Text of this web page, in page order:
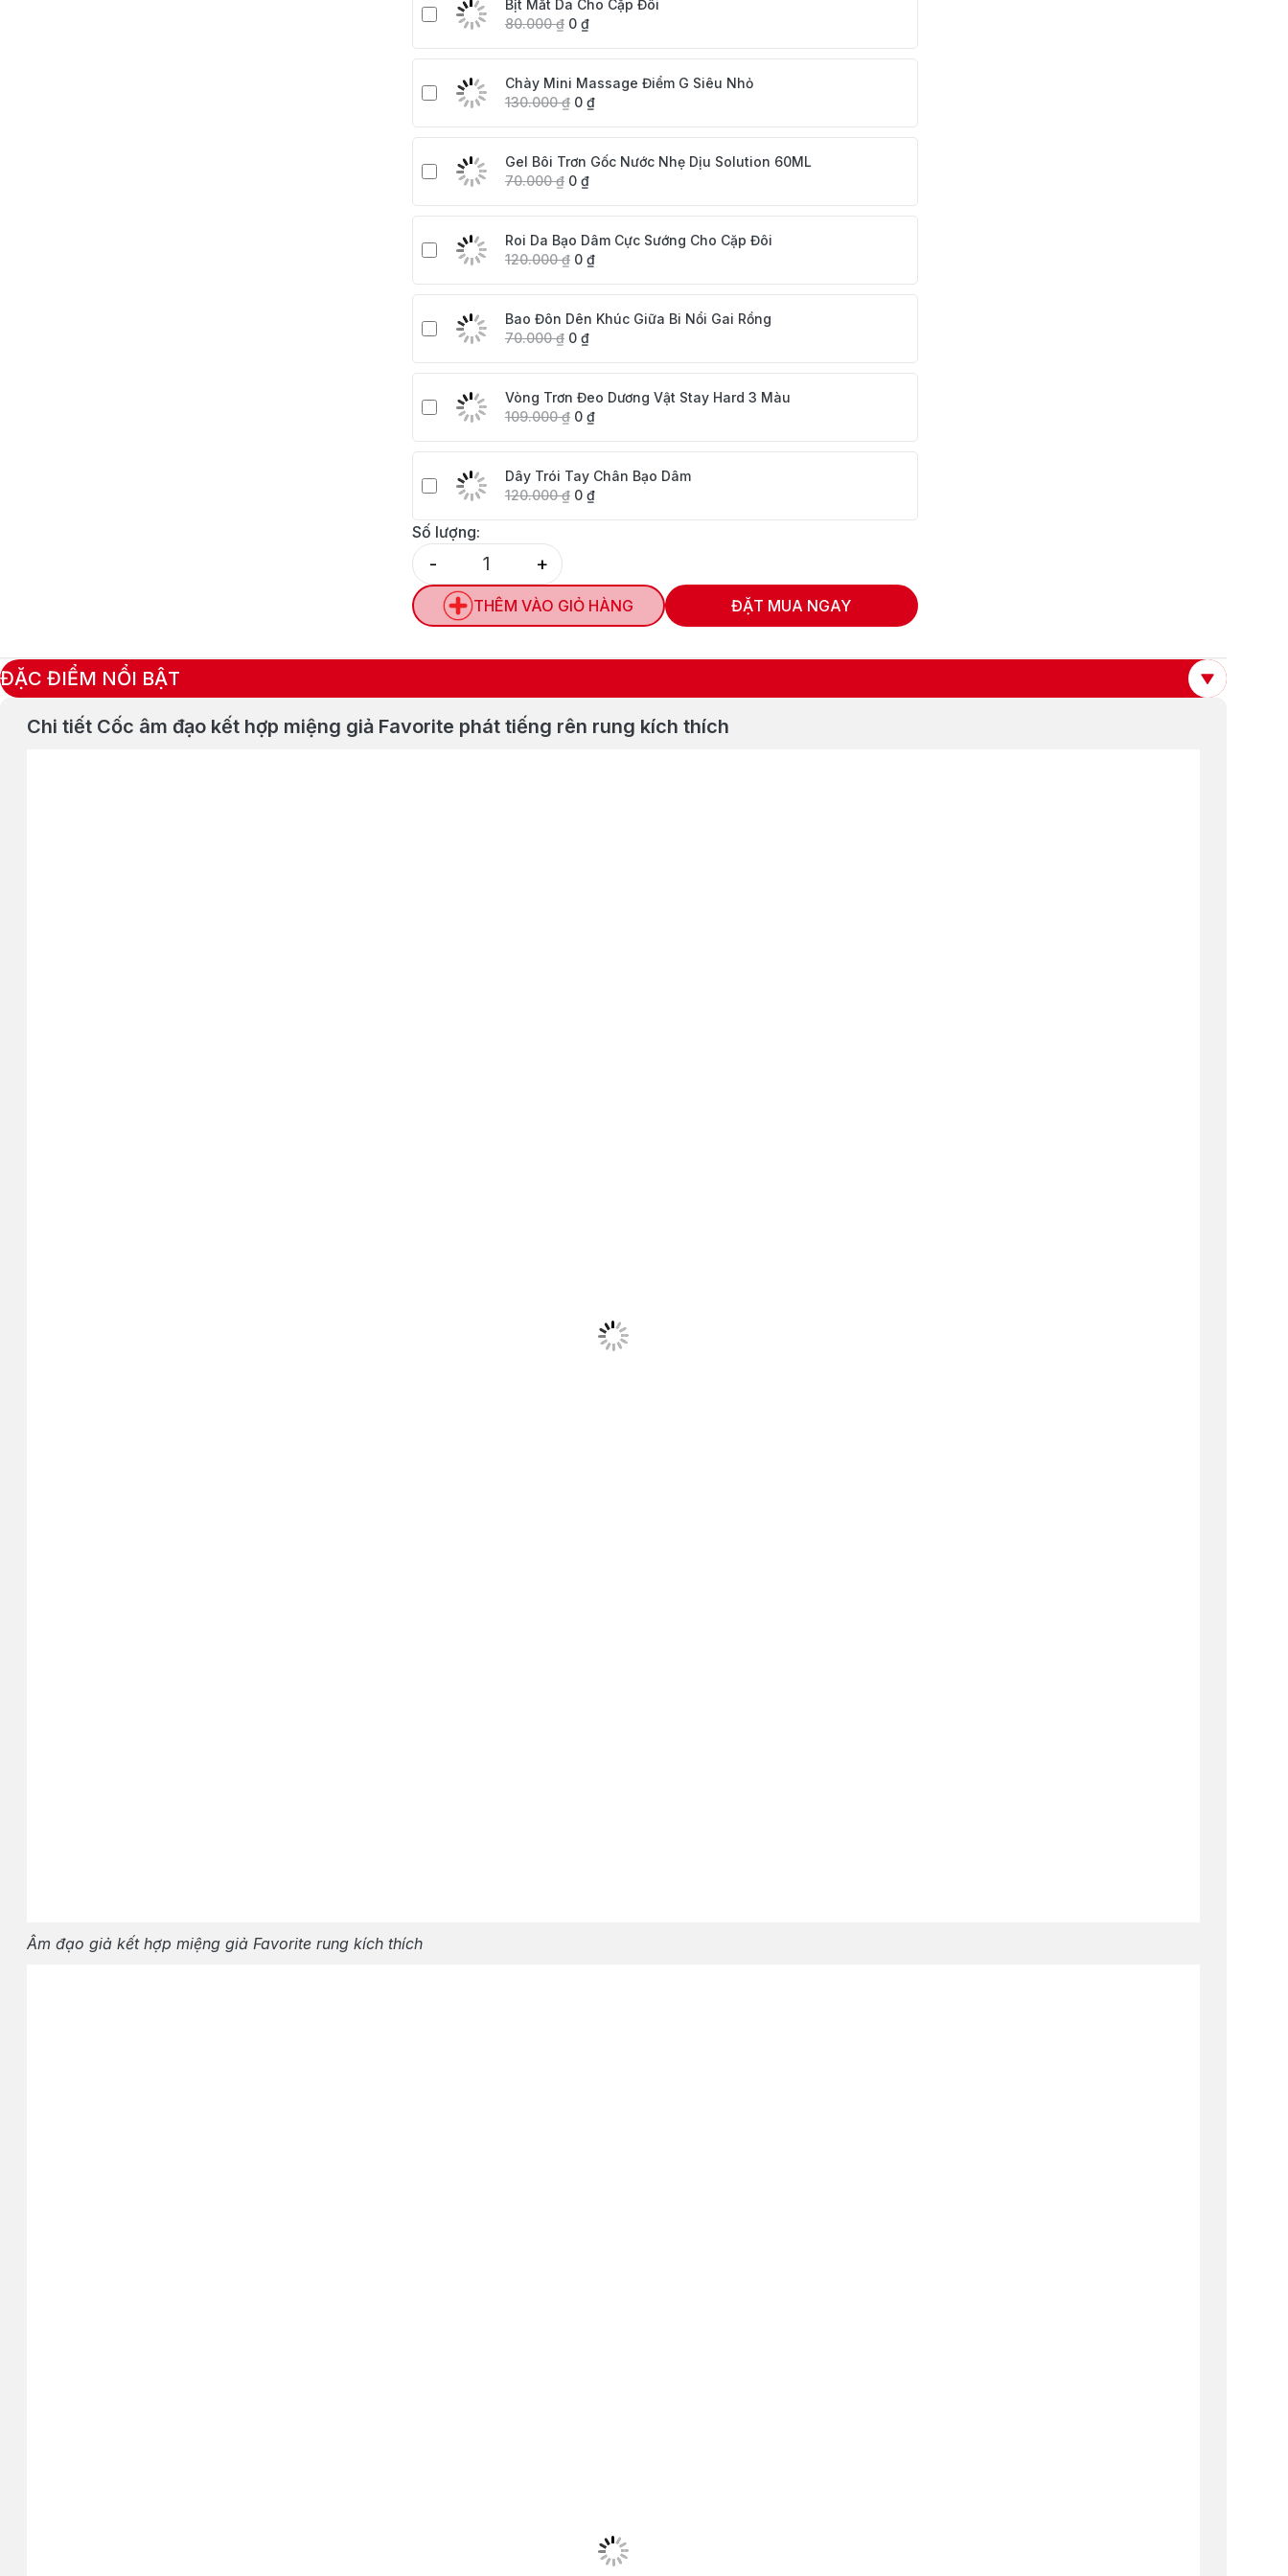
Bịt Mắt Da Cho Cặp Đôi
80.000₫ 0 ₫
Chày Mini Massage Điểm G Siêu Nhỏ
130.000₫ 0 ₫
Gel Bôi Trơn Gốc Nước Nhẹ Dịu Solution 60ML
70.000₫ 0 ₫
Roi Da Bạo Dâm Cực Sướng Cho Cặp Đôi
120.000₫ 0 ₫
Bao Đôn Dên Khúc Giữa Bi Nổi Gai Rồng
70.000₫ 0 ₫
Vòng Trơn Đeo Dương Vật Stay Hard 3 Màu
109.000₫ 0 ₫
Dây Trói Tay Chân Bạo Dâm
120.000₫ 0 ₫
Số lượng:
Quantity
- +
THÊM VÀO GIỎ HÀNG ĐẶT MUA NGAY
ĐẶC ĐIỂM NỔI BẬT
Chi tiết Cốc âm đạo kết hợp miệng giả Favorite phát tiếng rên rung kích thích
Âm đạo giả kết hợp miệng giả Favorite rung kích thích